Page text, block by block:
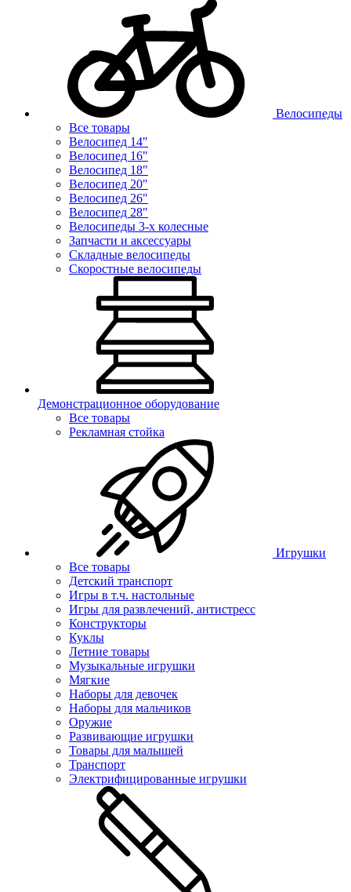
Велосипеды
Все товары
Велосипед 14"
Велосипед 16"
Велосипед 18"
Велосипед 20"
Велосипед 26"
Велосипед 28"
Велосипеды 3-х колесные
Запчасти и аксессуары
Складные велосипеды
Скоростные велосипеды
Демонстрационное оборудование
Все товары
Рекламная стойка
Игрушки
Все товары
Детский транспорт
Игры в т.ч. настольные
Игры для развлечений, антистресс
Конструкторы
Куклы
Летние товары
Музыкальные игрушки
Мягкие
Наборы для девочек
Наборы для мальчиков
Оружие
Развивающие игрушки
Товары для малышей
Транспорт
Электрифицированные игрушки